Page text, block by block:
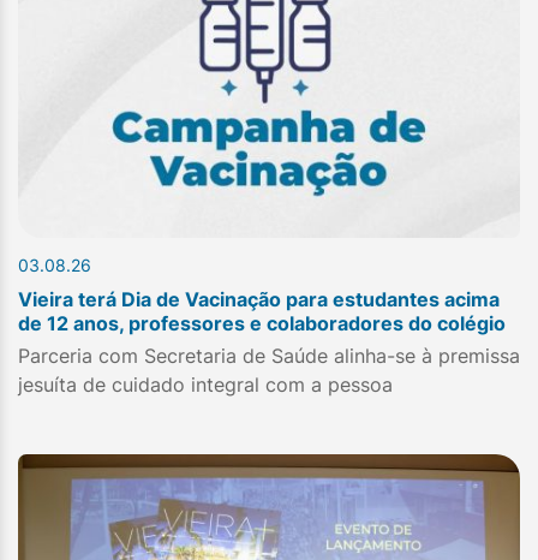
03.08.26
Vieira terá Dia de Vacinação para estudantes acima
de 12 anos, professores e colaboradores do colégio
Parceria com Secretaria de Saúde alinha-se à premissa
jesuíta de cuidado integral com a pessoa